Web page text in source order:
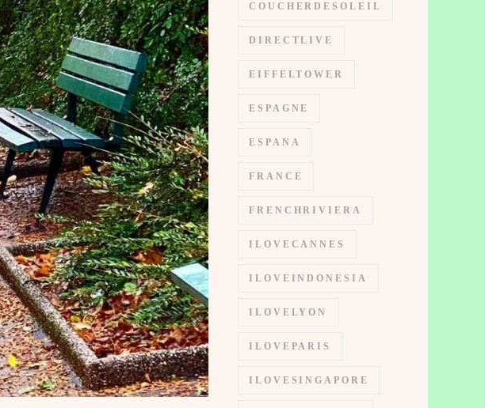
COUCHERDESOLEIL
DIRECTLIVE
EIFFELTOWER
ESPAGNE
ESPANA
FRANCE
FRENCHRIVIERA
ILOVECANNES
ILOVEINDONESIA
ILOVELYON
ILOVEPARIS
ILOVESINGAPORE